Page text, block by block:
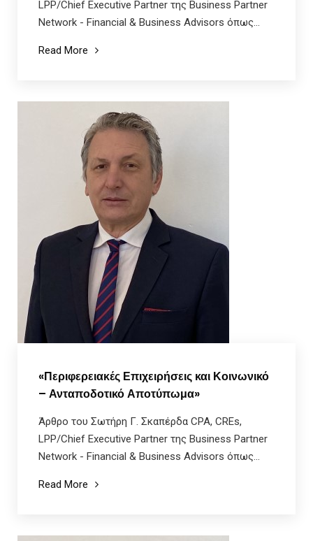
LPP/Chief Executive Partner της Business Partner
Network - Financial & Business Advisors όπως...
Read More
«Περιφερειακές Επιχειρήσεις και Κοινωνικό
– Ανταποδοτικό Αποτύπωμα»
Άρθρο του Σωτήρη Γ. Σκαπέρδα CPA, CREs,
LPP/Chief Executive Partner της Business Partner
Network - Financial & Business Advisors όπως...
Read More